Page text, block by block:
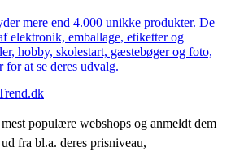
mere end 4.000 unikke produkter. De
elektronik, emballage, etiketter og
hobby, skolestart, gæstebøger og foto,
at se deres udvalg.
populære webshops og anmeldt dem
fra bl.a. deres prisniveau,